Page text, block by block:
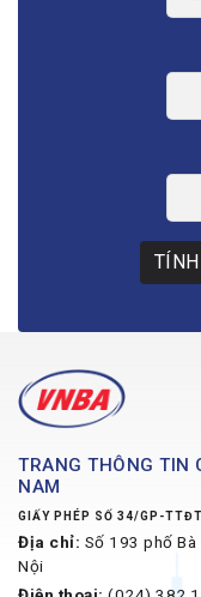
TRANG THÔNG TIN
NAM
GIẤY PHÉP SỐ 34/GP-
Địa chỉ: Số 193 phố Bà
Nội